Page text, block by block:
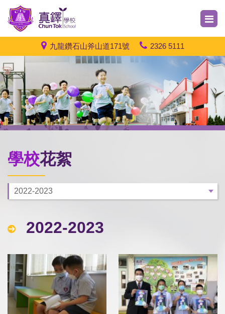
九龍鑽石山斧山道171號 2326 5111
學校花絮
2022-2023